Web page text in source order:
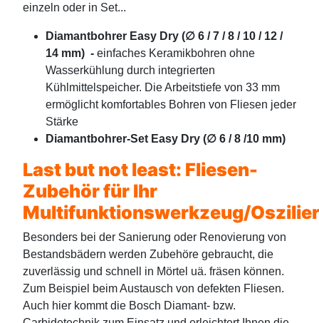
einzeln oder in Set...
Diamantbohrer Easy Dry (∅ 6 / 7 / 8 / 10 / 12 /
14 mm) - einfaches Keramikbohren ohne
Wasserkühlung durch integrierten
Kühlmittelspeicher. Die Arbeitstiefe von 33 mm
ermöglicht komfortables Bohren von Fliesen jeder
Stärke
Diamantbohrer-Set Easy Dry (∅ 6 / 8 /10 mm)
Last but not least: Fliesen-
Zubehör für Ihr
Multifunktionswerkzeug/
Besonders bei der Sanierung oder Renovierung von
Bestandsbädern werden Zubehöre gebraucht, die
zuverlässig und schnell in Mörtel uä. fräsen können.
Zum Beispiel beim Austausch von defekten Fliesen.
Auch hier kommt die Bosch Diamant- bzw.